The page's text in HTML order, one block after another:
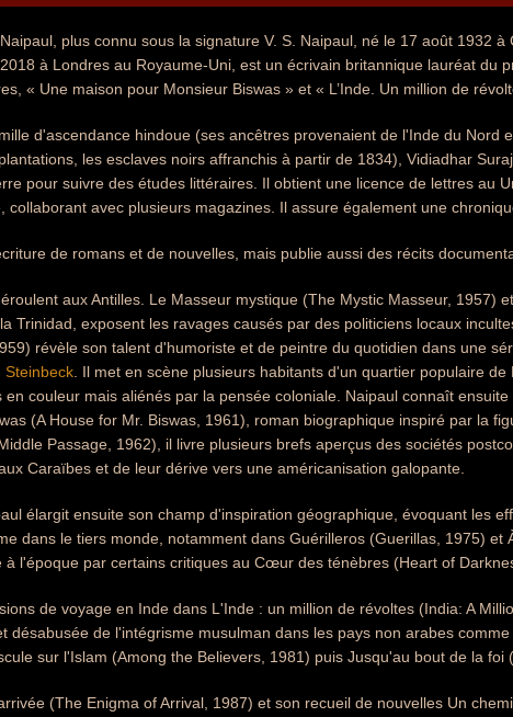
plus connu sous la signature V. S. Naipaul, né le 17 août 1932 à
à Londres au Royaume-Uni, est un écrivain britannique lauréat du
« Une maison pour Monsieur Biswas » et « L’Inde. Un million de
d'ascendance hindoue (ses ancêtres provenaient de l'Inde du Nord
les esclaves noirs affranchis à partir de 1834), Vidiadhar
pour suivre des études littéraires. Il obtient une licence de lettres au
collaborant avec plusieurs magazines. Il assure également une
de romans et de nouvelles, mais publie aussi des récits
aux Antilles. Le Masseur mystique (The Mystic Masseur, 1957)
Trinidad, exposent les ravages causés par des politiciens locaux
révèle son talent d'humoriste et de peintre du quotidien dans une
Steinbeck . Il met en scène plusieurs habitants d'un quartier populaire de
en couleur mais aliénés par la pensée coloniale. Naipaul connaît
(A House for Mr. Biswas, 1961), roman biographique inspiré par la
Passage, 1962), il livre plusieurs brefs aperçus des sociétés
Caraïbes et de leur dérive vers une américanisation galopante.
élargit ensuite son champ d'inspiration géographique, évoquant les
dans le tiers monde, notamment dans Guérilleros (Guerillas, 1975) et
à l'époque par certains critiques au Cœur des ténèbres (Heart of
de voyage en Inde dans L'Inde : un million de révoltes (India: A
désabusée de l'intégrisme musulman dans les pays non arabes
sur l'Islam (Among the Believers, 1981) puis Jusqu'au bout de la foi
(The Enigma of Arrival, 1987) et son recueil de nouvelles Un